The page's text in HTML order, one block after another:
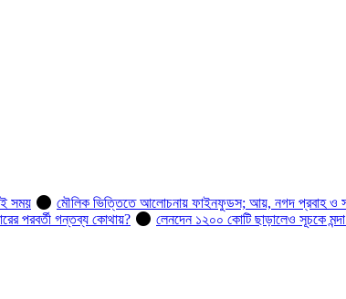
সময়
মৌলিক ভিত্তিতে আলোচনায় ফাইনফুডস; আয়, নগদ প্রবাহ ও
পরবর্তী গন্তব্য কোথায়? লেনদেন ১২০০ কোটি ছাড়ালেও সূচকে